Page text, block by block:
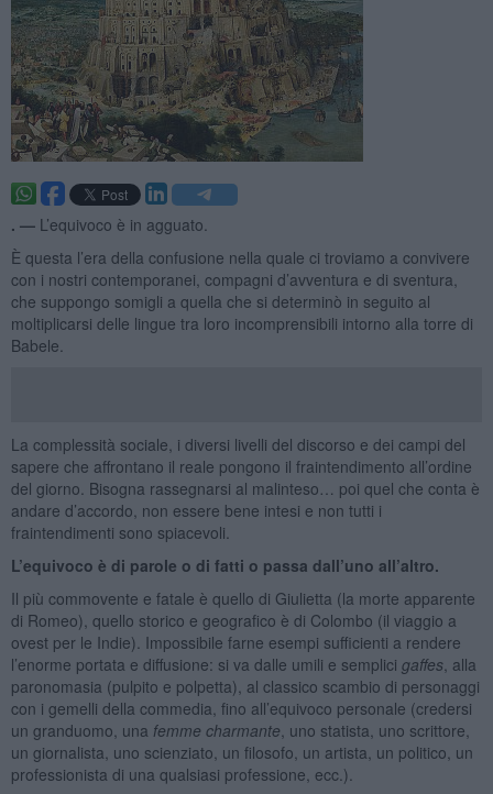
. — L’equivoco è in agguato.
È questa l’era della confusione nella quale ci troviamo a convivere
con i nostri contemporanei, compagni d’avventura e di sventura,
che suppongo somigli a quella che si determinò in seguito al
moltiplicarsi delle lingue tra loro incomprensibili intorno alla torre di
Babele.
La complessità sociale, i diversi livelli del discorso e dei campi del
sapere che affrontano il reale pongono il fraintendimento all’ordine
del giorno. Bisogna rassegnarsi al malinteso… poi quel che conta è
andare d’accordo, non essere bene intesi e non tutti i
fraintendimenti sono spiacevoli.
L’equivoco è di parole o di fatti o passa dall’uno all’altro.
Il più commovente e fatale è quello di Giulietta (la morte apparente
di Romeo), quello storico e geografico è di Colombo (il viaggio a
ovest per le Indie). Impossibile farne esempi sufficienti a rendere
l’enorme portata e diffusione: si va dalle umili e semplici gaffes, alla
paronomasia (pulpito e polpetta), al classico scambio di personaggi
con i gemelli della commedia, fino all’equivoco personale (credersi
un granduomo, una femme charmante , uno statista, uno scrittore,
un giornalista, uno scienziato, un filosofo, un artista, un politico, un
professionista di una qualsiasi professione, ecc.).